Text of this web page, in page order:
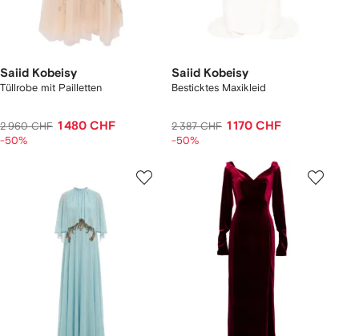
Saiid Kobeisy
Tüllrobe mit Pailletten
2 960 CHF 1 480 CHF
-50%
Saiid Kobeisy
Besticktes Maxikleid
2 387 CHF 1 170 CHF
-50%